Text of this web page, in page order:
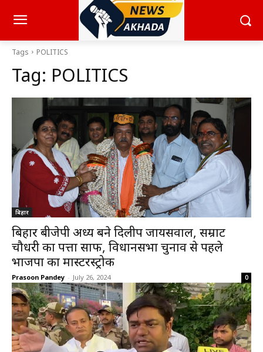
Tags POLITICS
Tag: POLITICS
बिहार
बिहार बीजेपी अध्यक्ष बने दिलीप जायसवाल, सम्राट
चौधरी का पत्ता साफ, विधानसभा चुनाव से पहले
भाजपा का मास्टरस्ट्रोक
Prasoon Pandey - July 26, 2024 0